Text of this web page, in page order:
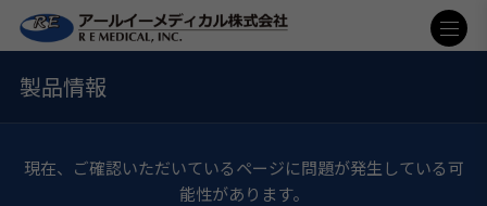
製品情報
現在、ご確認いただいているページに問題が発生している可
能性があります。